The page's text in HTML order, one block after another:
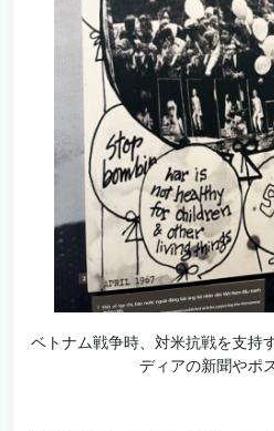
ベトナム戦争時、対米抗戦を支持
ディアの新聞やポ